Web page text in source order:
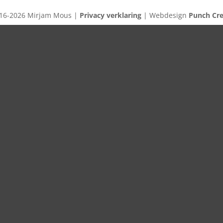
2026 Mirjam Mous | Privacy verklaring| Webdesign Punch